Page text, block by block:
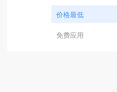
价格最低
免费应用